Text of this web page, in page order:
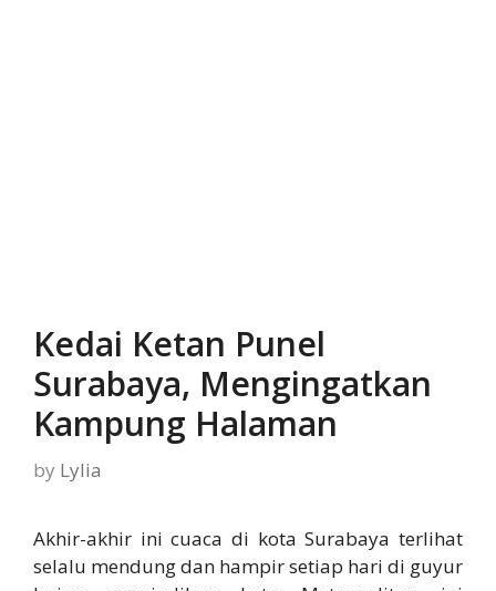
Kedai Ketan Punel
Surabaya, Mengingatkan
Kampung Halaman
by Lylia
Akhir-akhir ini cuaca di kota Surabaya terlihat
selalu mendung dan hampir setiap hari di guyur